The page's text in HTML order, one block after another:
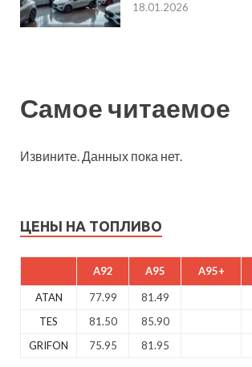
18.01.2026
Самое читаемое
Извините. Данных пока нет.
ЦЕНЫ НА ТОПЛИВО
A92 A95 A95+
ATAN 77.99 81.49
TES
81.50 85.90
GRIFON
75.95 81.95